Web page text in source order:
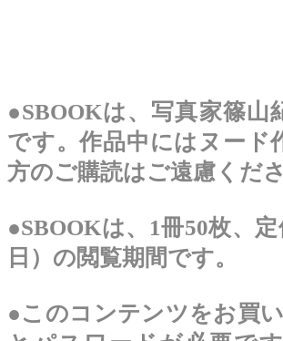
●SBOOKは、写真家篠
です。作品中にはヌード
方のご購読はご遠慮くださ
●SBOOKは、1冊50枚、
日）の閲覧期間です。
●このコンテンツをお買